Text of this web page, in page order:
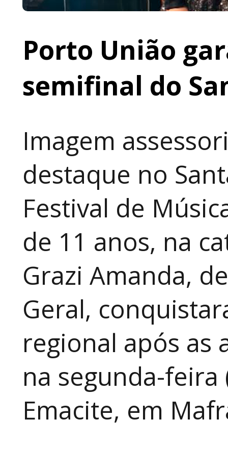
Porto União
semifinal do
Imagem
destaque no
Festival de
de 11 anos, na
Grazi Amanda,
Geral,
regional após as
na segunda-feira
Emacite, em